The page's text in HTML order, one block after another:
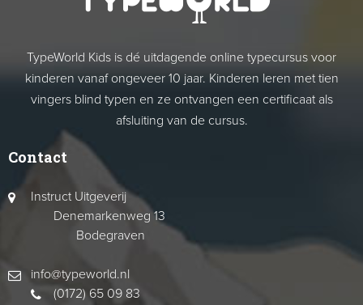
TypeWorld Kids is dé uitdagende online typecursus voor
kinderen vanaf ongeveer 10 jaar. Kinderen leren met tien
vingers blind typen en ze ontvangen een certificaat als
afsluiting van de cursus.
Contact
Instruct Uitgeverij
Denemarkenweg 13
Bodegraven
info@typeworld.nl
(0172) 65 09 83